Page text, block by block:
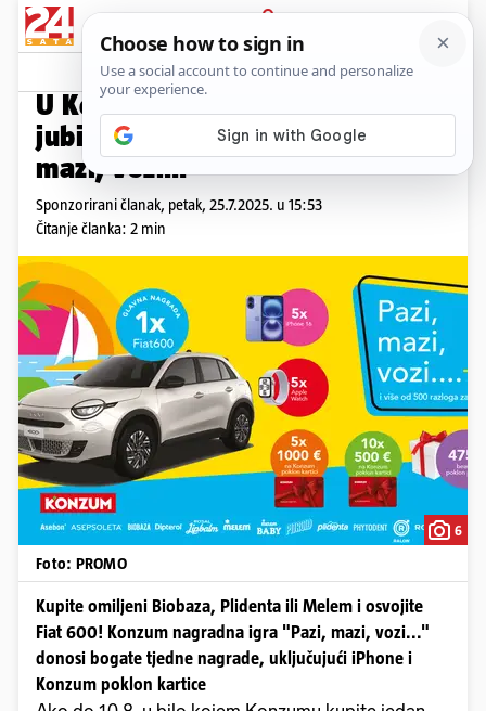
PRIJAVA
Promo sadržaj
U Konzumu je počela je 5.
jubilarna nagradna igra “Pazi,
mazi, vozi…”
Sponzorirani članak, petak, 25.7.2025. u 15:53
Čitanje članka: 2 min
6
Foto: PROMO
Kupite omiljeni Biobaza, Plidenta ili Melem i osvojite
Fiat 600! Konzum nagradna igra "Pazi, mazi, vozi..."
donosi bogate tjedne nagrade, uključujući iPhone i
Konzum poklon kartice